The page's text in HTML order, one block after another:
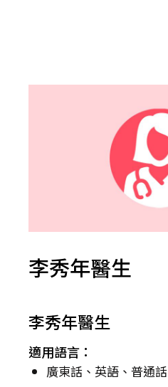
李秀年醫生
李秀年醫生
適用語言：
廣東話、英語、普通話